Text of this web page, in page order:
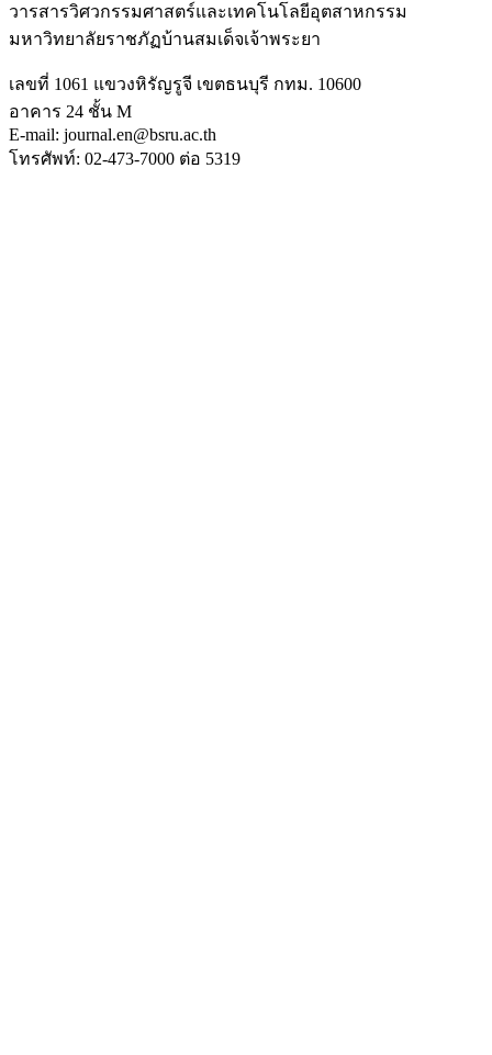
วารสารวิศวกรรมศาสตร์และเทคโนโลยีอุตสาหกรรม
มหาวิทยาลัยราชภัฏบ้านสมเด็จเจ้าพระยา
เลขที่ 1061 แขวงหิรัญรูจี เขตธนบุรี กทม. 10600
อาคาร 24 ชั้น M
E-mail: journal.en@bsru.ac.th
โทรศัพท์: 02-473-7000 ต่อ 5319